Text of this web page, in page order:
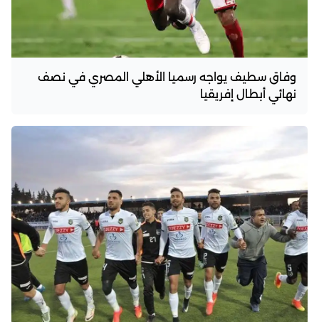
وفاق سطيف يواجه رسميا الأهلي المصري في نصف
نهائي أبطال إفريقيا